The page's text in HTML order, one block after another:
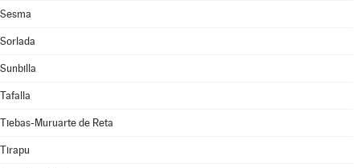
Sesma
Sorlada
Sunbilla
Tafalla
Tiebas-Muruarte de Reta
Tirapu